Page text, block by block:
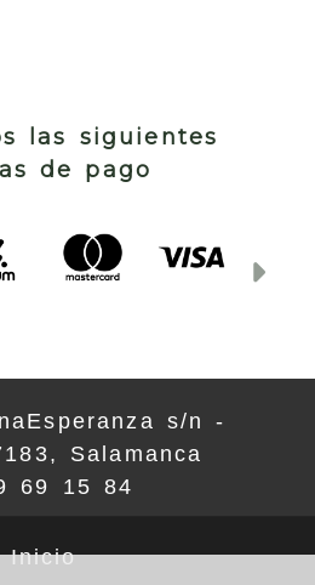
las siguientes
de pago
s/n -
Salamanca
69 15 84
Inicio